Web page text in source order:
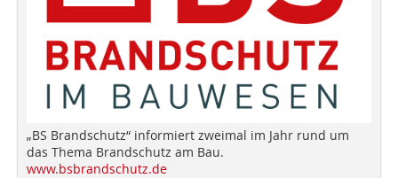
„BS Brandschutz“ informiert zweimal im Jahr rund um
das Thema Brandschutz am Bau.
www.bsbrandschutz.de